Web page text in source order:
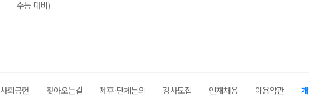
수능 대비)
사회공헌 찾아오는길 제휴·단체문의 강사모집 인재채용 이용약관